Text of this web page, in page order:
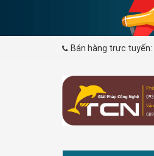
Bán hàng trực tuyến: